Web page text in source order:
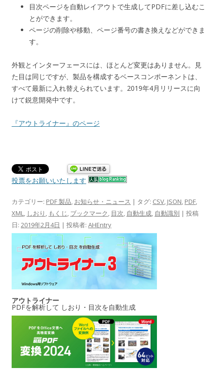
目次ページを自動レイアウトで生成してPDFに差し込むこ
とができます。
ページの削除や移動、ページ番号の書き換えなどができま
す。
外観とインターフェースには、ほとんど変更はありません。見
た目は同じですが、製品を構成するベースコンポーネントは、
すべて最新に入れ替えられています。2019年4月リリースに向
けて鋭意開発中です。
『アウトライナー』のページ
投票をお願いいたします
カテゴリー: PDF 製品, お知らせ・ニュース | タグ: CSV, JSON, PDF,
XML, しおり , もくじ, ブックマーク, 目次, 自動生成, 自動識別 | 投稿
日: 2019年2月4日 | 投稿者: AHEntry
アウトライナー
PDFを解析して しおり・目次を自動生成